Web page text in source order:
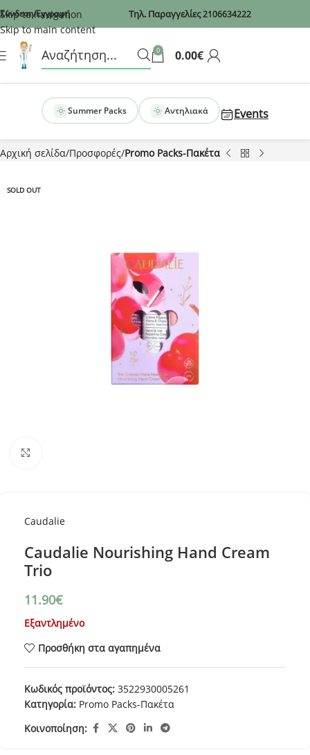
Recaptcha
Skip to navigation
Skip to main content
Σύνδεση/Εγγραφή Τηλ. Παραγγελίες2106634222
0 0.00€
Summer Packs Αντηλιακά Events
Αρχική σελίδα Προσφορές Promo Packs-Πακέτα
SOLD OUT
Caudalie
Caudalie Nourishing Hand Cream
Trio
11.90€
Εξαντλημένο
Προσθήκη στα αγαπημένα
Κωδικός προϊόντος: 3522930005261
Κατηγορία: Promo Packs-Πακέτα
Κοινοποίηση: